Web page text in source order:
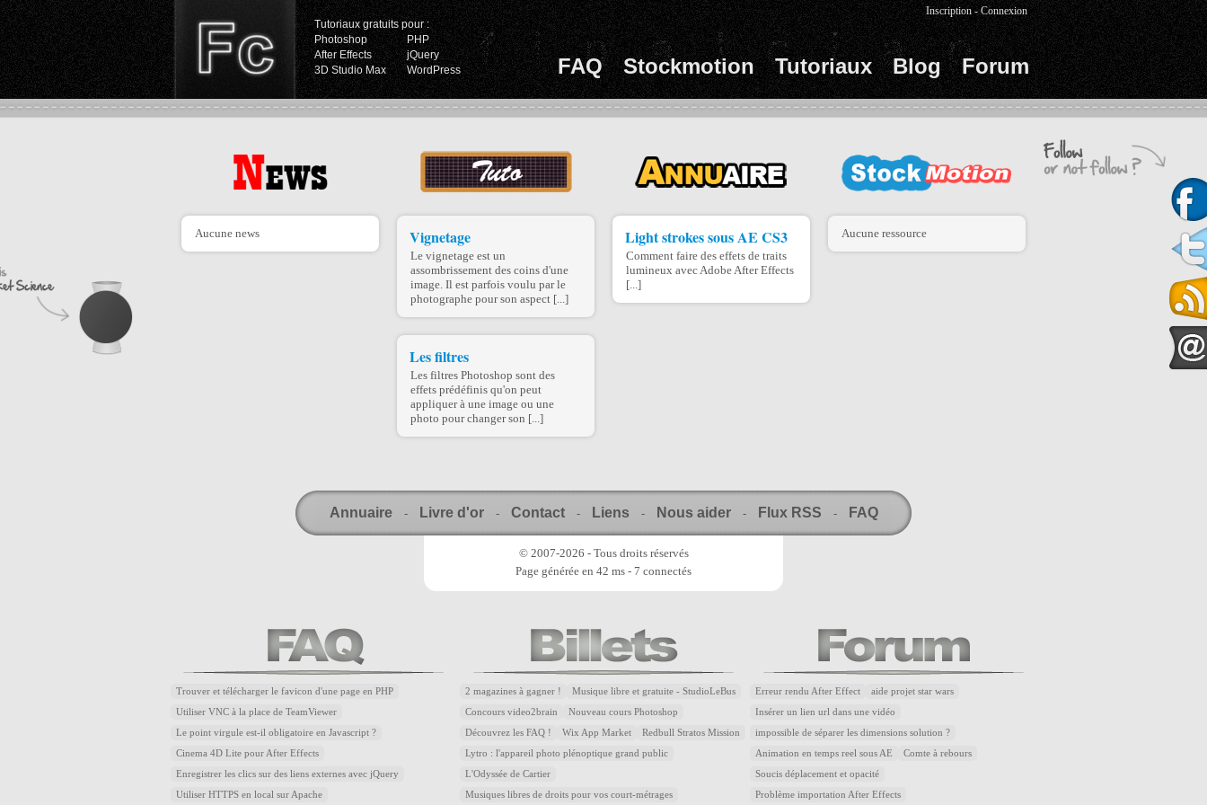
Tutoriaux gratuits pour :
Photoshop
PHP
After Effects
jQuery
3D Studio Max
WordPress FAQ Stockmotion Tutoriaux Blog Forum
Inscription -Connexion
Aucune news Vignetage
Le vignetage est un
assombrissement des coins d'une
image. Il est parfois voulu par le
photographe pour son aspect [...]
Les filtres
Les filtres Photoshop sont des
effets prédéfinis qu'on peut
appliquer à une image ou une
photo pour changer son [...]
Light strokes sous AE CS3
Comment faire des effets de traits
lumineux avec Adobe After Effects
[...]
Aucune ressource
Annuaire - Livre d'or - Contact - Liens - Nous aider - Flux RSS - FAQ
© 2007-2026 - Tous droits réservés
Page générée en 42 ms - 7 connectés
Trouver et télécharger le favicon d'une page en PHP
Utiliser VNC à la place de TeamViewer
Le point virgule est-il obligatoire en Javascript ?
Cinema 4D Lite pour After Effects
Enregistrer les clics sur des liens externes avec jQuery
Utiliser HTTPS en local sur Apache
2 magazines à gagner ! Musique libre et gratuite - StudioLeBus
Concours video2brain Nouveau cours Photoshop
Découvrez les FAQ ! Wix App Market Redbull Stratos Mission
Lytro : l'appareil photo plénoptique grand public
L'Odyssée de Cartier
Musiques libres de droits pour vos court-métrages
Erreur rendu After Effect aide projet star wars
Insérer un lien url dans une vidéo
impossible de séparer les dimensions solution ?
Animation en temps reel sous AE Comte à rebours
Soucis déplacement et opacité
Problème importation After Effects